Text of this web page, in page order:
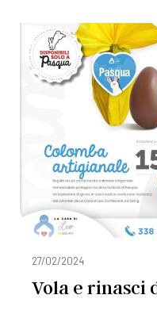
27/02/2024
Vola e rinasci